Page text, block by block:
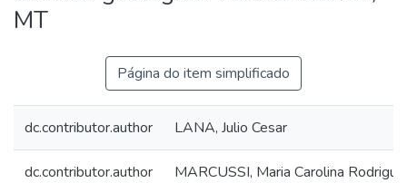
MT
Página do item simplificado
dc.contributor.author LANA, Julio Cesar
dc.contributor.author MARCUSSI, Maria Carolina